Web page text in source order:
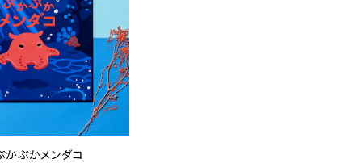
かぷかメンダコ